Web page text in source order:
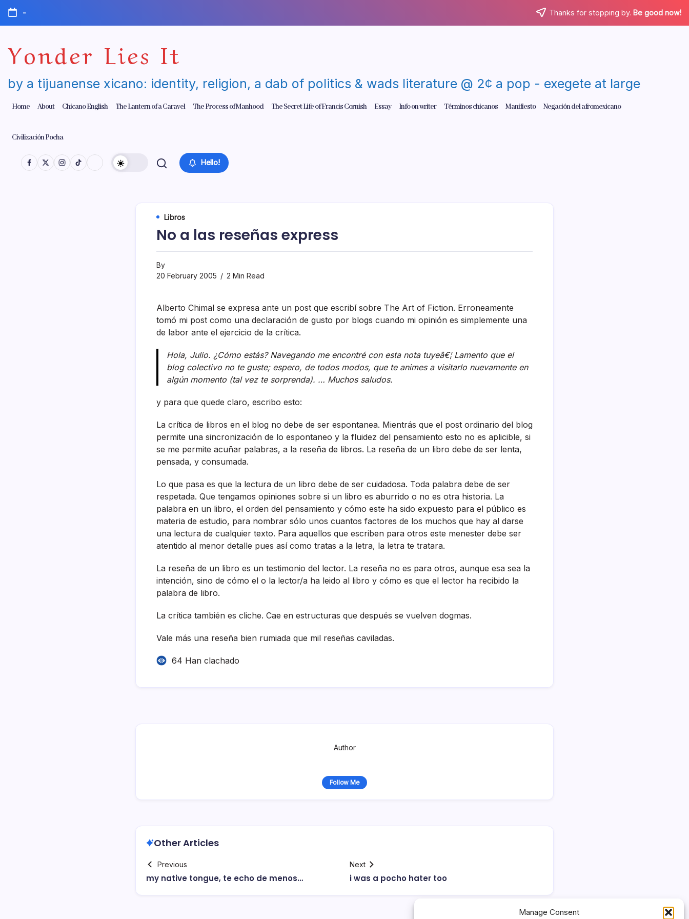
Manage Consent
Skip
content
- Thanks for stopping by. Be good now!
Yonder Lies It
by a tijuanense xicano: identity, religion, a dab of politics & wads literature @ 2¢ a pop - exegete at large
Home About Chicano English The Lantern of a Caravel The Process of Manhood The Secret Life of Francis Cornish Essay Info on writer Términos chicanos Manifiesto Negación del afromexicano
Civilización Pocha
Hello!
Libros
No a las reseñas express
By
20 February 2005
2 Min Read
Alberto Chimal se expresa ante un post que escribí­ sobre The Art of Fiction. Erroneamente
tomó mi post como una declaración de gusto por blogs cuando mi opinión es simplemente una
de labor ante el ejercicio de la crí­tica.
Hola, Julio. ¿Cómo estás? Navegando me encontré con esta nota tuyeâ€¦ Lamento que el
blog colectivo no te guste; espero, de todos modos, que te animes a visitarlo nuevamente en
algún momento (tal vez te sorprenda). … Muchos saludos.
y para que quede claro, escribo esto:
La crí­tica de libros en el blog no debe de ser espontanea. Mientrás que el post ordinario del blog
permite una sincronización de lo espontaneo y la fluidez del pensamiento esto no es aplicible, si
se me permite acuñar palabras, a la reseña de libros. La reseña de un libro debe de ser lenta,
pensada, y consumada.
Lo que pasa es que la lectura de un libro debe de ser cuidadosa. Toda palabra debe de ser
respetada. Que tengamos opiniones sobre si un libro es aburrido o no es otra historia. La
palabra en un libro, el orden del pensamiento y cómo este ha sido expuesto para el público es
materia de estudio, para nombrar sólo unos cuantos factores de los muchos que hay al darse
una lectura de cualquier texto. Para aquellos que escriben para otros este menester debe ser
atentido al menor detalle pues así­ como tratas a la letra, la letra te tratara.
La reseña de un libro es un testimonio del lector. La reseña no es para otros, aunque esa sea la
intención, sino de cómo el o la lector/a ha leido al libro y cómo es que el lector ha recibido la
palabra de libro.
La crí­tica también es cliche. Cae en estructuras que después se vuelven dogmas.
Vale más una reseña bien rumiada que mil reseñas caviladas.
64 Han clachado
Author
Follow Me
Other Articles
Previous
my native tongue, te echo de menos…
Next
i was a pocho hater too